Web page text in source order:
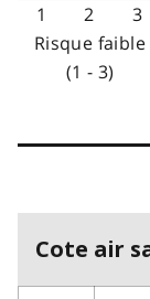
1 2 3
Risque faible
(1 - 3)
Cote air